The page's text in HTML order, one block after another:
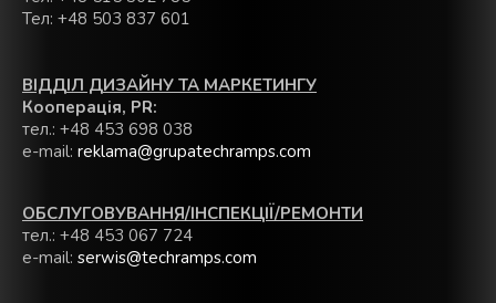
Тел: +48 503 837 601
ВІДДІЛ ДИЗАЙНУ ТА МАРКЕТИНГУ
Кооперація, PR:
тел.: +48 453 698 038
e-mail: reklama@grupatechramps.com
ОБСЛУГОВУВАННЯ/ІНСПЕКЦІЇ/РЕМОНТИ
тел.: +48 453 067 724
e-mail: serwis@techramps.com